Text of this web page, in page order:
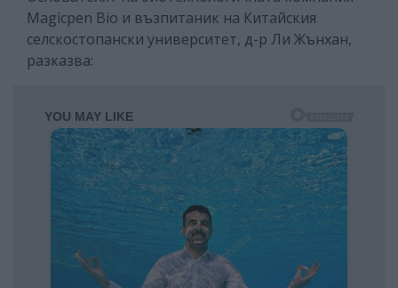
Magicpen Bio и възпитаник на Китайския
селскостопански университет, д-р Ли Жънхан,
разказва: